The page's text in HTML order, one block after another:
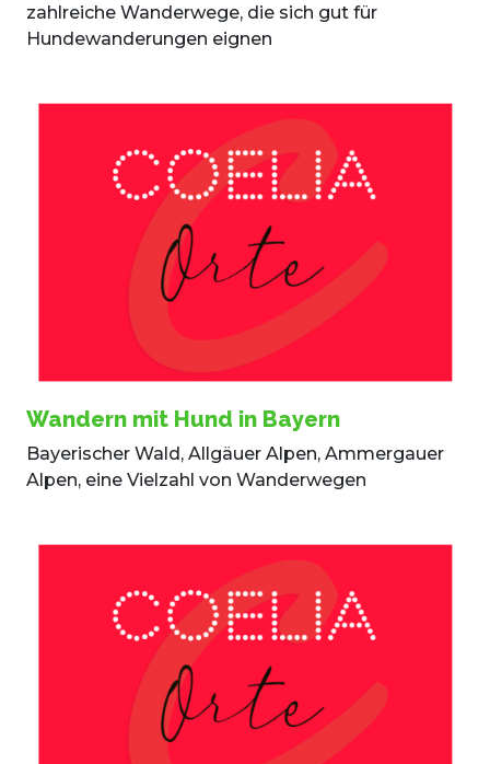
zahlreiche Wanderwege, die sich gut für
Hundewanderungen eignen
Wandern mit Hund in Bayern
Bayerischer Wald, Allgäuer Alpen, Ammergauer
Alpen, eine Vielzahl von Wanderwegen